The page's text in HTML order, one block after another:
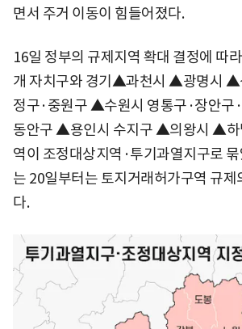
면서 주거 이동이 힘들어졌다.
16일 정부의 규제지역 확대 결정에 따
개 자치구와 경기▲과천시 ▲광명시 ▲
정구·중원구 ▲수원시 영통구·장안구
동안구 ▲용인시 수지구 ▲의왕시 ▲하
역이 조정대상지역·투기과열지구로
는 20일부터는 토지거래허가구역 규제
다.